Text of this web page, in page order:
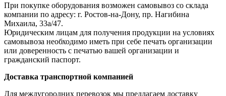
При покупке оборудования возможен самовывоз со склада
компании по адресу: г. Ростов-на-Дону, пр. Нагибина
Михаила, 33а/47.
Юридическим лицам для получения продукции на условиях
самовывоза необходимо иметь при себе печать организации
или доверенность с печатью вашей организации и
гражданский паспорт.
Доставка транспортной компанией
Для междугородних перевозок мы предлагаем доставку